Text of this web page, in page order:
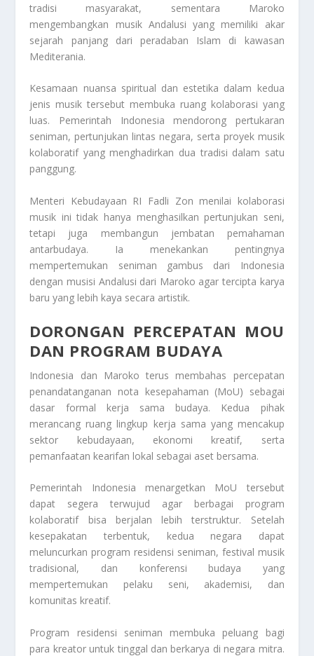
tradisi masyarakat, sementara Maroko
mengembangkan musik Andalusi yang memiliki akar
sejarah panjang dari peradaban Islam di kawasan
Mediterania.
Kesamaan nuansa spiritual dan estetika dalam kedua
jenis musik tersebut membuka ruang kolaborasi yang
luas. Pemerintah Indonesia mendorong pertukaran
seniman, pertunjukan lintas negara, serta proyek musik
kolaboratif yang menghadirkan dua tradisi dalam satu
panggung.
Menteri Kebudayaan RI Fadli Zon menilai kolaborasi
musik ini tidak hanya menghasilkan pertunjukan seni,
tetapi juga membangun jembatan pemahaman
antarbudaya. Ia menekankan pentingnya
mempertemukan seniman gambus dari Indonesia
dengan musisi Andalusi dari Maroko agar tercipta karya
baru yang lebih kaya secara artistik.
DORONGAN PERCEPATAN MOU
DAN PROGRAM BUDAYA
Indonesia dan Maroko terus membahas percepatan
penandatanganan nota kesepahaman (MoU) sebagai
dasar formal kerja sama budaya. Kedua pihak
merancang ruang lingkup kerja sama yang mencakup
sektor kebudayaan, ekonomi kreatif, serta
pemanfaatan kearifan lokal sebagai aset bersama.
Pemerintah Indonesia menargetkan MoU tersebut
dapat segera terwujud agar berbagai program
kolaboratif bisa berjalan lebih terstruktur. Setelah
kesepakatan terbentuk, kedua negara dapat
meluncurkan program residensi seniman, festival musik
tradisional, dan konferensi budaya yang
mempertemukan pelaku seni, akademisi, dan
komunitas kreatif.
Program residensi seniman membuka peluang bagi
para kreator untuk tinggal dan berkarya di negara mitra.